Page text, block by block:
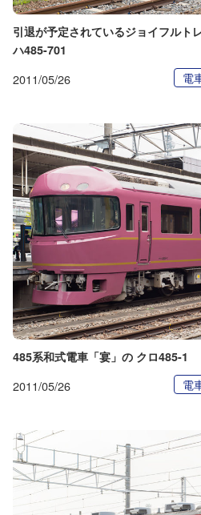
引退が予定されているジョイフルト
ハ485-701
2011/05/26 電
485系和式電車「宴」の クロ485-1
2011/05/26 電